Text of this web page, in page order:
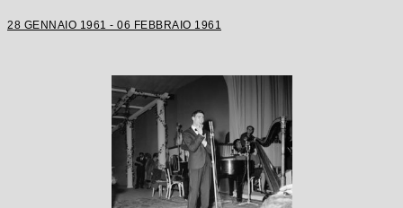
28 GENNAIO 1961 - 06 FEBBRAIO 1961